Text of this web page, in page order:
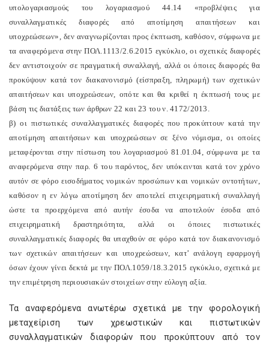
υπολογαριασμούς του λογαριασμού 44.14 «προβλέψεις για
συναλλαγματικές διαφορές από αποτίμηση απαιτήσεων και
υποχρεώσεων», δεν αναγνωρίζονται προς έκπτωση, καθόσον, σύμφωνα με
τα αναφερόμενα στην ΠΟΛ.1113/2.6.2015 εγκύκλιο, οι σχετικές διαφορές
δεν αντιστοιχούν σε πραγματική συναλλαγή, αλλά οι όποιες διαφορές θα
προκύψουν κατά τον διακανονισμό (είσπραξη, πληρωμή) των σχετικών
απαιτήσεων και υποχρεώσεων, οπότε και θα κριθεί η έκπτωσή τους με
βάση τις διατάξεις των άρθρων 22 και 23 του ν. 4172/2013.
β) οι πιστωτικές συναλλαγματικές διαφορές που προκύπτουν κατά την
αποτίμηση απαιτήσεων και υποχρεώσεων σε ξένο νόμισμα, οι οποίες
μεταφέρονται στην πίστωση του λογαριασμού 81.01.04, σύμφωνα με τα
αναφερόμενα στην παρ. 6 του παρόντος, δεν υπόκεινται κατά τον χρόνο
αυτόν σε φόρο εισοδήματος νομικών προσώπων και νομικών οντοτήτων,
καθόσον η εν λόγω αποτίμηση δεν αποτελεί επιχειρηματική συναλλαγή
ώστε τα προερχόμενα από αυτήν έσοδα να αποτελούν έσοδα από
επιχειρηματική δραστηριότητα, αλλά οι όποιες πιστωτικές
συναλλαγματικές διαφορές θα υπαχθούν σε φόρο κατά τον διακανονισμό
των σχετικών απαιτήσεων και υποχρεώσεων, κατ’ ανάλογη εφαρμογή
όσων έχουν γίνει δεκτά με την ΠΟΛ.1059/18.3.2015 εγκύκλιο, σχετικά με
την επιμέτρηση περιουσιακών στοιχείων στην εύλογη αξία.
Τα αναφερόμενα ανωτέρω σχετικά με την φορολογική
μεταχείριση των χρεωστικών και πιστωτικών
συναλλαγματικών διαφορών που προκύπτουν από τον